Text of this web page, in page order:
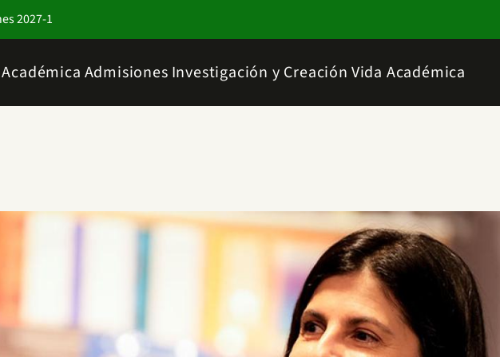
2027-1
Admisiones Investigación y Creación Vida Académica